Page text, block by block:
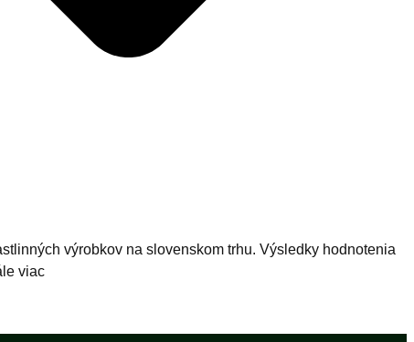
výrobkov na slovenskom trhu. Výsledky hodnotenia
viac